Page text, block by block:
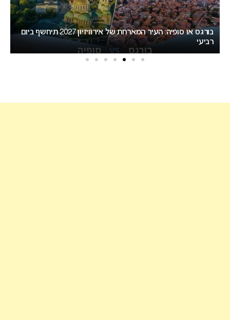
אירוויזיון 2027: מהפך! בורגס עוקפת את סופיה באתרי ההימורים